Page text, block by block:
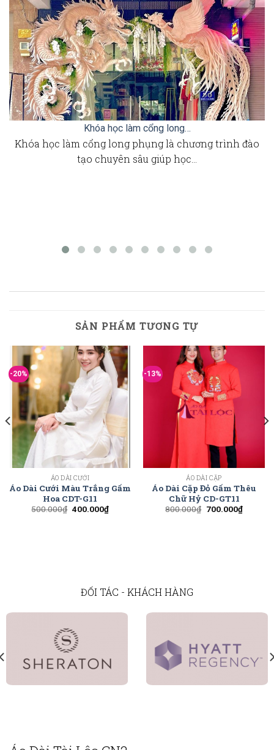
Khóa học làm cổng long…
Khóa học làm cổng long phụng là chương trình đào
tạo chuyên sâu giúp học…
SẢN PHẨM TƯƠNG TỰ
-20%
ÁO DÀI CƯỚI
Áo Dài Cưới Màu Trắng Gấm
Hoa CDT-G11
500.000₫ 400.000₫
-13%
ÁO DÀI CẶP
Áo Dài Cặp Đỏ Gấm Thêu
Chữ Hỷ CD-GT11
800.000₫ 700.000₫
ĐỐI TÁC - KHÁCH HÀNG